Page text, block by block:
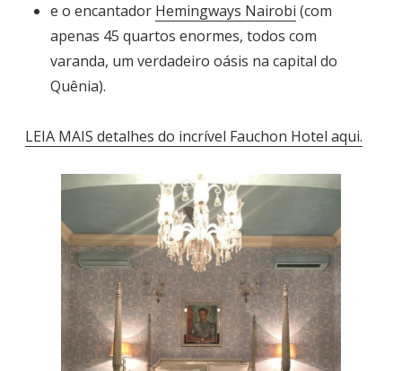
e o encantador Hemingways Nairobi (com
apenas 45 quartos enormes, todos com
varanda, um verdadeiro oásis na capital do
Quênia).
LEIA MAIS detalhes do incrível Fauchon Hotel aqui.